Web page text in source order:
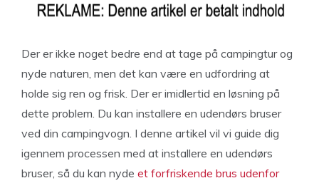
Der er ikke noget bedre end at tage på campingtur og
nyde naturen, men det kan være en udfordring at
holde sig ren og frisk. Der er imidlertid en løsning på
dette problem. Du kan installere en udendørs bruser
ved din campingvogn. I denne artikel vil vi guide dig
igennem processen med at installere en udendørs
bruser, så du kan nyde et forfriskende brus udenfor